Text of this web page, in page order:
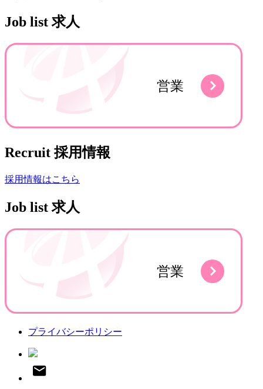
Job list求人
Recruit 採用情報
採用情報はこちら
Job list求人
プライバシーポリシー